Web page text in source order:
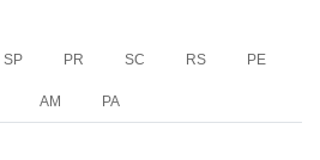
SP PR SC RS PE
AM PA